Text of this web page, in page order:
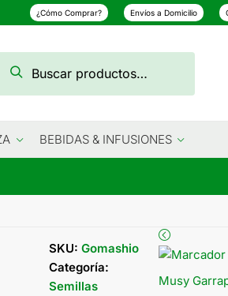
¿Cómo Comprar? Envíos a Domicilio
por:
Buscar
BEBIDAS & INFUSIONES
Musy
SKU:Gomashio
Categoría:
Semillas